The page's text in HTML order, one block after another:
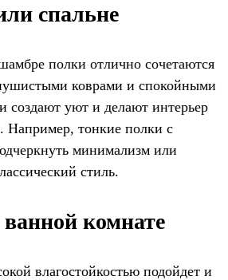
спальне
полки отлично сочетаются
коврами и спокойными
создают уют и делают интерьер
Например, тонкие полки с
минимализм или
стиль.
комнате
влагостойкостью подойдет и